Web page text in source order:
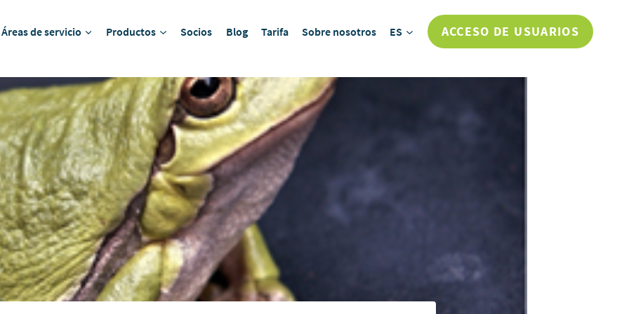
Áreas de servicio Productos Socios Blog Tarifa Sobre nosotros ES ACCESO DE USUARIOS